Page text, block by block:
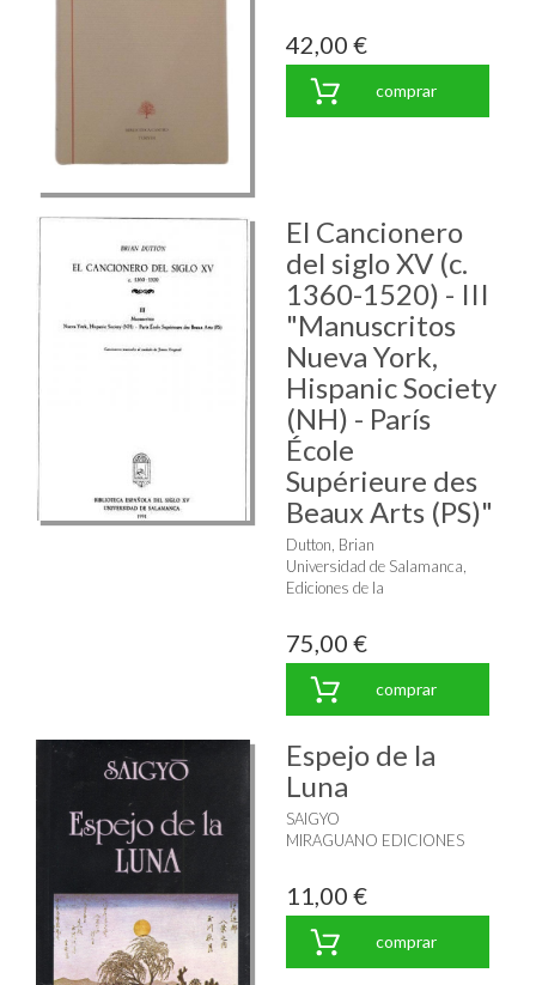
42,00 €
comprar
El Cancionero
del siglo XV (c.
1360-1520) - III
"Manuscritos
Nueva York,
Hispanic Society
(NH) - París
École
Supérieure des
Beaux Arts (PS)"
Dutton, Brian
Universidad de Salamanca,
Ediciones de la
75,00 €
comprar
Espejo de la
Luna
SAIGYO
MIRAGUANO EDICIONES
11,00 €
comprar